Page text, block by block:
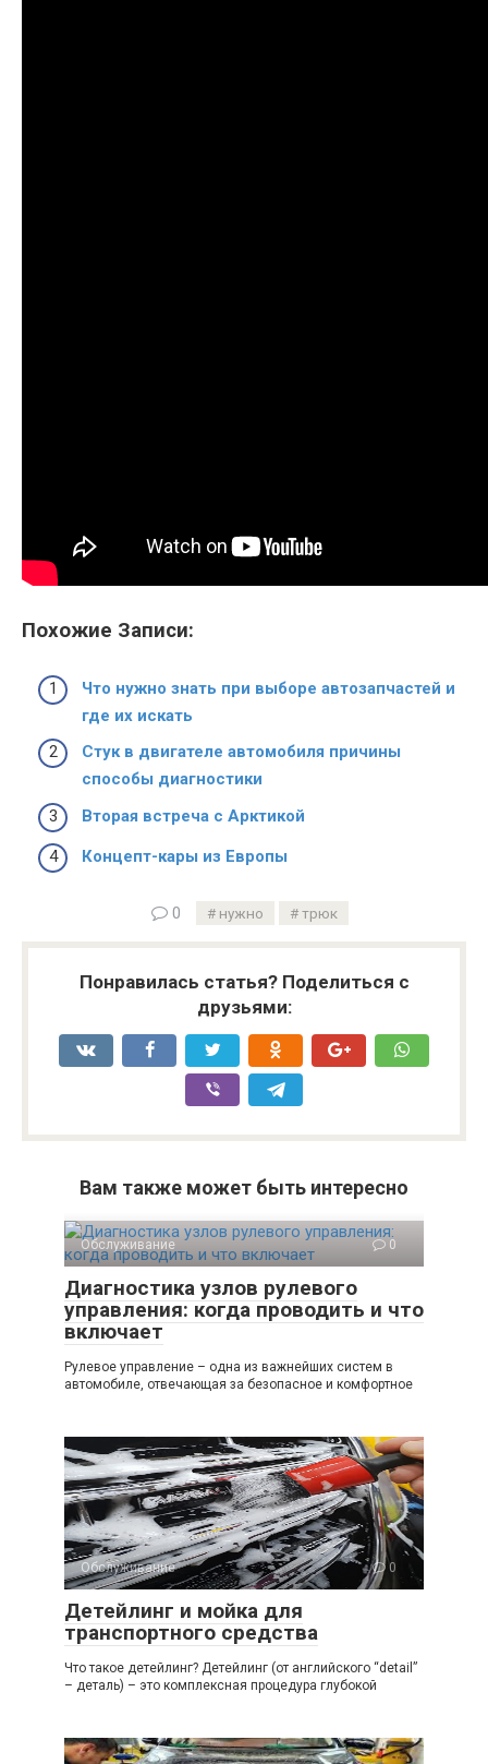
Похожие Записи:
Что нужно знать при выборе автозапчастей и
где их искать
Стук в двигателе автомобиля причины
способы диагностики
Вторая встреча с Арктикой
Концепт-кары из Европы
0 нужно трюк
Понравилась статья? Поделиться с
друзьями:
Вам также может быть интересно
Обслуживание 0
Диагностика узлов рулевого
управления: когда проводить и что
включает
Рулевое управление – одна из важнейших систем в
автомобиле, отвечающая за безопасное и комфортное
Обслуживание 0
Детейлинг и мойка для
транспортного средства
Что такое детейлинг? Детейлинг (от английского “detail”
– деталь) – это комплексная процедура глубокой